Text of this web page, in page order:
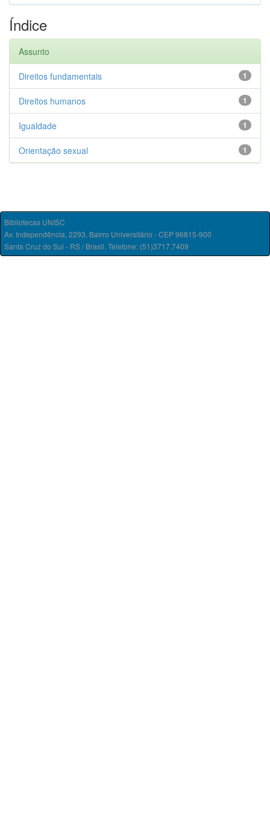
Índice
Assunto
1
Direitos fundamentais
1
Direitos humanos
1
Igualdade
1
Orientação sexual
Bibliotecas UNISC
Av. Independência, 2293, Bairro Universitário - CEP 96815-900
Santa Cruz do Sul - RS / Brasil. Telefone: (51)3717.7409